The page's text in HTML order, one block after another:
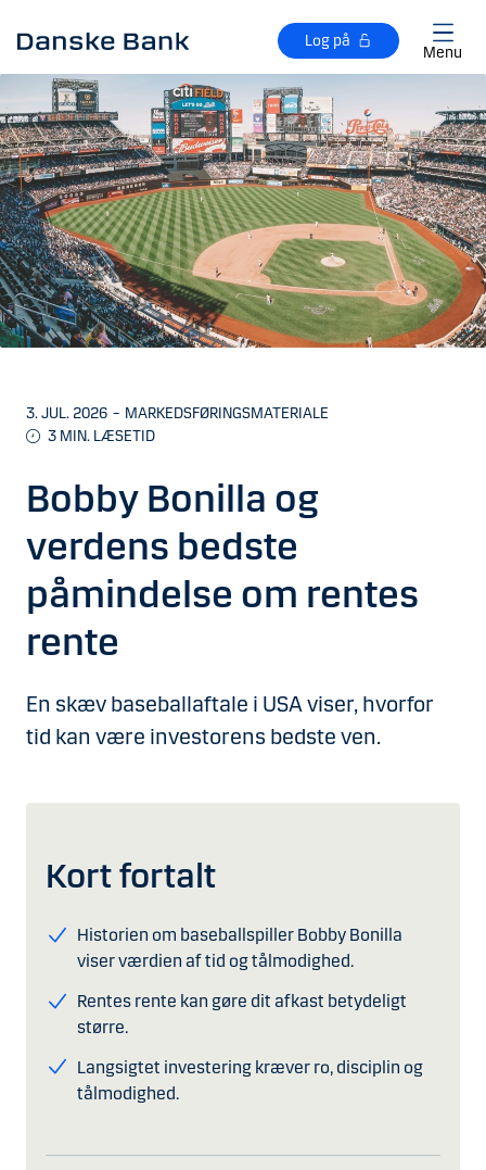
Log på
Menu
3. JUL. 2026 – MARKEDSFØRINGSMATERIALE
3 MIN. LÆSETID
Bobby Bonilla og
verdens bedste
påmindelse om rentes
rente
En skæv baseballaftale i USA viser, hvorfor
tid kan være investorens bedste ven.
Kort fortalt
Historien om baseballspiller Bobby Bonilla
viser værdien af tid og tålmodighed.
Rentes rente kan gøre dit afkast betydeligt
større.
Langsigtet investering kræver ro, disciplin og
tålmodighed.